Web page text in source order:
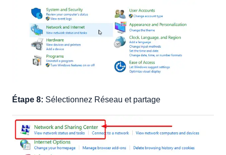
Étape 8: Sélectionnez Réseau et partage